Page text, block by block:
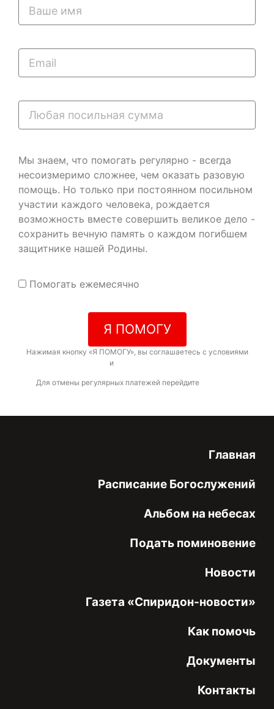
Мы знаем, что помогать регулярно - всегда
несоизмеримо сложнее, чем оказать разовую
помощь. Но только при постоянном посильном
участии каждого человека, рождается
возможность вместе совершить великое дело -
сохранить вечную память о каждом погибшем
защитнике нашей Родины.
Помогать ежемесячно
Я ПОМОГУ
Нажимая кнопку «Я ПОМОГУ», вы соглашаетесь с условиями
и
Для отмены регулярных платежей перейдите
Главная
Расписание Богослужений
Альбом на небесах
Подать поминовение
Новости
Газета «Спиридон-новости»
Как помочь
Документы
Контакты